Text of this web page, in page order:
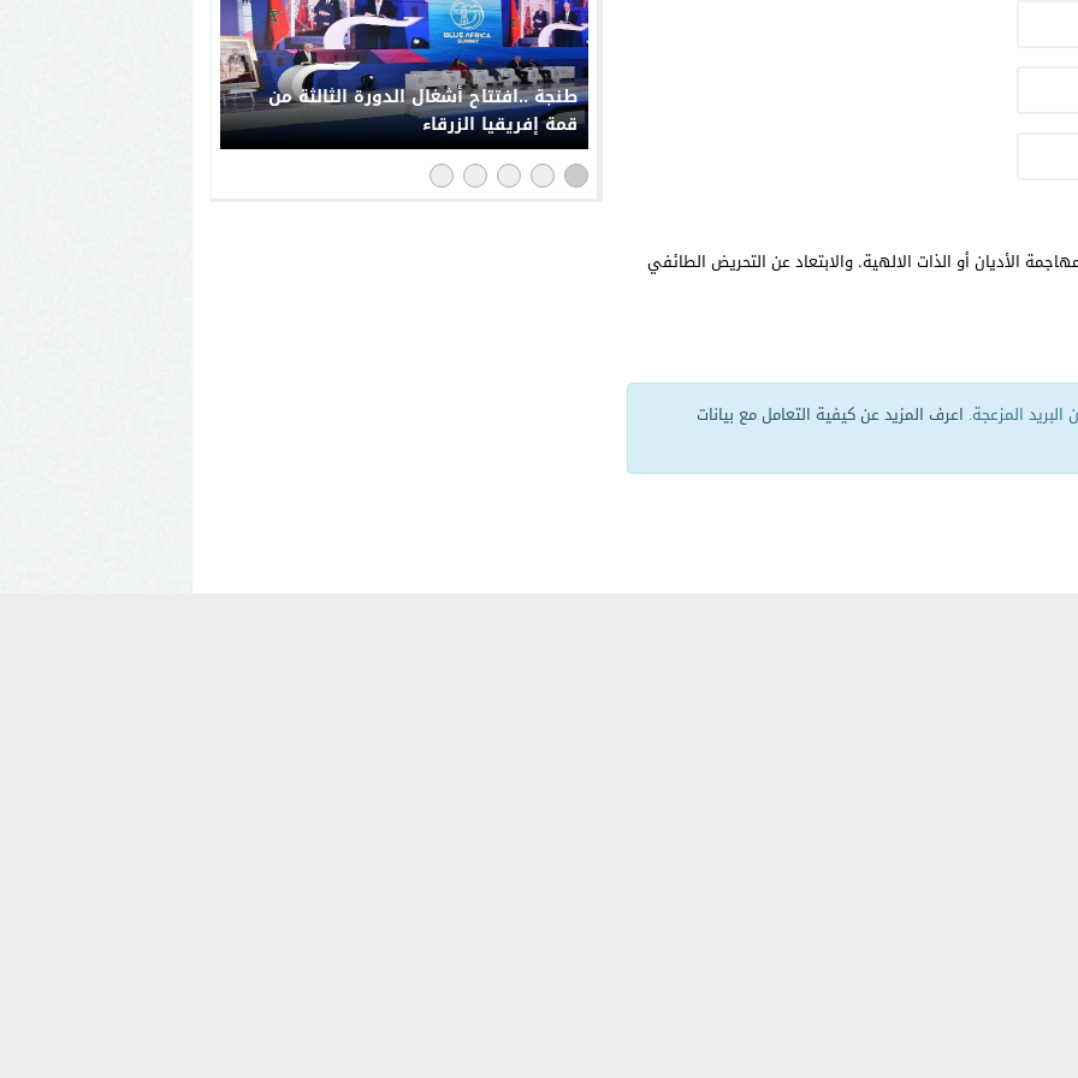
الأديان أو الذات الالهية. والابتعاد عن التحريض الطائفي
المزعجة. اعرف المزيد عن كيفية التعامل مع بيانات
طنجة ..افتتاح أشغال الدورة الثالثة من
قمة إفريقيا الزرقاء